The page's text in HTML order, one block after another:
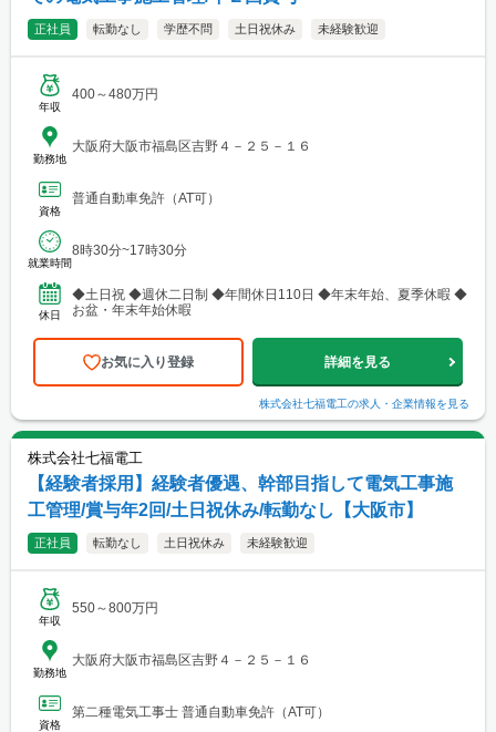
正社員 転勤なし 学歴不問 土日祝休み 未経験歓迎
年収
400～480万円
勤務地
大阪府大阪市福島区吉野４－２５－１６
資格
普通自動車免許（AT可）
就業時間
8時30分~17時30分
休日
◆土日祝 ◆週休二日制 ◆年間休日110日 ◆年末年始、夏季休暇 ◆
お盆・年末年始休暇
お気に入り登録 詳細を見る
株式会社七福電工の求人・企業情報を見る
株式会社七福電工
【経験者採用】経験者優遇、幹部目指して電気工事施
工管理/賞与年2回/土日祝休み/転勤なし【大阪市】
正社員 転勤なし 土日祝休み 未経験歓迎
年収
550～800万円
勤務地
大阪府大阪市福島区吉野４－２５－１６
資格
第二種電気工事士 普通自動車免許（AT可）